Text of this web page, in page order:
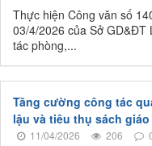
Thực hiện Công văn số
03/4/2026 của Sở
tác phòng,...
Tăng cường công tác
lậu và tiêu thụ sách
11/04/2026 206